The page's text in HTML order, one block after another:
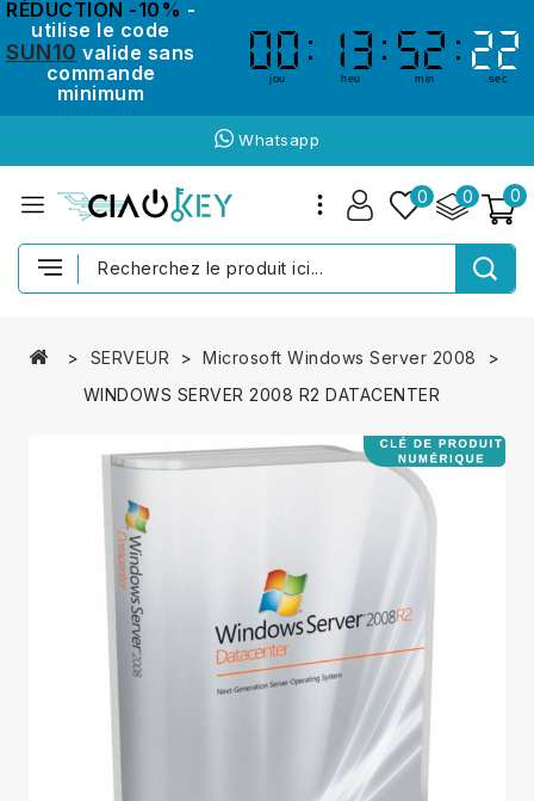
RÉDUCTION -10% -
utilise le code
SUN10 valide sans
commande
minimum
00
00
jou
13
13
heu
52
52
min
22
22
sec
Whatsapp
0
0
0
SERVEUR
Microsoft Windows Server 2008
WINDOWS SERVER 2008 R2 DATACENTER